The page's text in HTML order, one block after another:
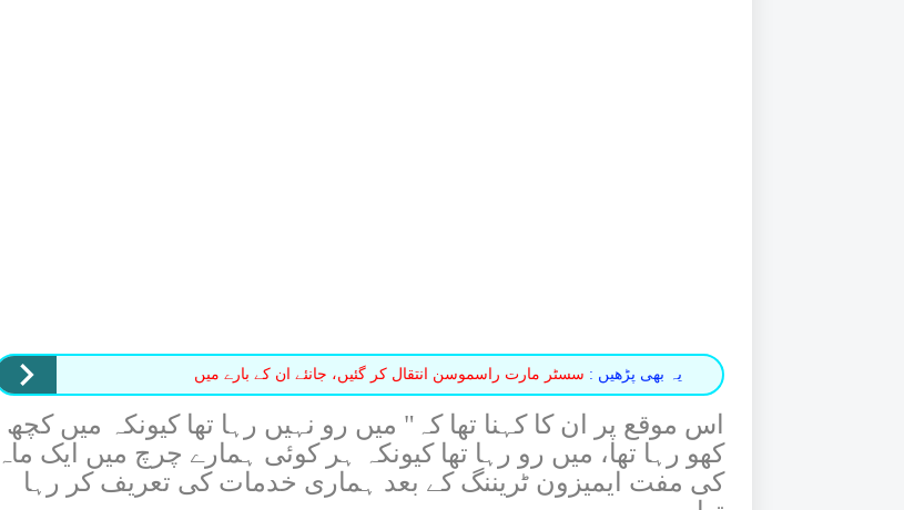
یہ بھی پڑھیں : سسٹر مارت راسموسن انتقال کر گئیں، جانئے ان کے بارے میں
اس موقع پر ان کا کہنا تھا کہ" میں رو نہیں رہا تھا کیونکہ میں کچھ
کھو رہا تھا، میں رو رہا تھا کیونکہ ہر کوئی ہمارے چرچ میں ایک ماہ
کی مفت ایمیزون ٹریننگ کے بعد ہماری خدمات کی تعریف کر رہا